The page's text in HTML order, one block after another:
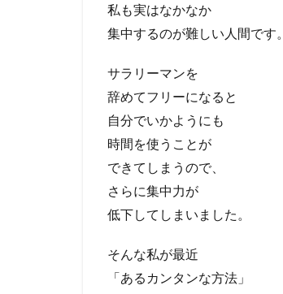
私も実はなかなか
集中するのが難しい人間です。
サラリーマンを
辞めてフリーになると
自分でいかようにも
時間を使うことが
できてしまうので、
さらに集中力が
低下してしまいました。
そんな私が最近
「あるカンタンな方法」